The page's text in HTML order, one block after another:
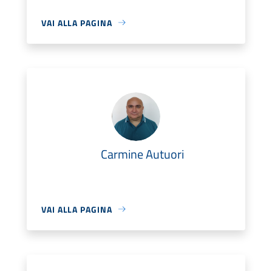
VAI ALLA PAGINA
Carmine Autuori
VAI ALLA PAGINA